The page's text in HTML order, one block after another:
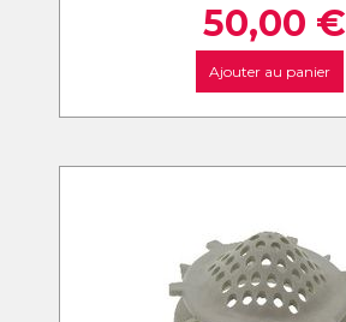
50,00 €
Ajouter au panier